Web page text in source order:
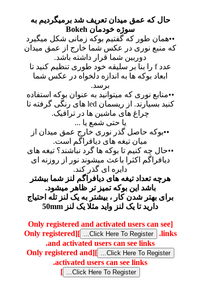
حال که عمق میدان تعریف شد برمیگردیم به
سوژه خودمان Bokeh
••همان طور که گفتیم بوکه زمانی شکل میگیرد
که منبع نوری در عکس شما خارج از عمق میدان
دوربین شما قرار داشته باشد.
عدد f را بنا بر سلیقه خود طوری تنظیم کنید تا
ابعاد بوکه ها به اندازه دلخواه در عکس شما
برسد.
••منابع نوری که میتوانید به عنوان بوکه استفاده
کنید بسیارند. از ریسمان led های رنگی گرفته تا
چراغ های ماشین ها در ترافیک.
یا حتی شمع یا ...
••بوکه حاصل گذر نوری خارج عمق میدان از
میان تیغه های دیافراگم است.
••حال چه کنیم تا بوکه ها گرد نباشند؟ تیغه های
دیافراگم اکثرا باعث میشوند نور از روزنه ای
دایره ای گذر کند.
هرچه تعداد تیغه های دیافراگم لنز شما بیشتر
باشد این بوکه تمیز تر ظاهر میشود.
برای بهتر شدن کار ، بیشتر به یک لنز تله احتیاج
دارید تا یک لنز واید مثلا یک لنز 50mm
[Only registered and activated users can see
links.
]
[Only registered
and activated users can see links.
]
[Only registered and
activated users can see links.
]